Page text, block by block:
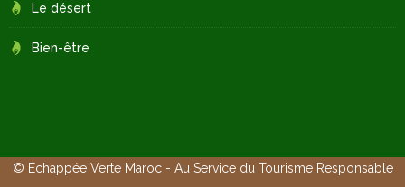
Le désert
Bien-être
© Echappée Verte Maroc - Au Service du Tourisme Responsable